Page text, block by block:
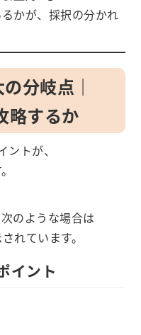
かが、採択の分かれ
分岐点｜
略するか
トが、
のような場合は
れています。
イント